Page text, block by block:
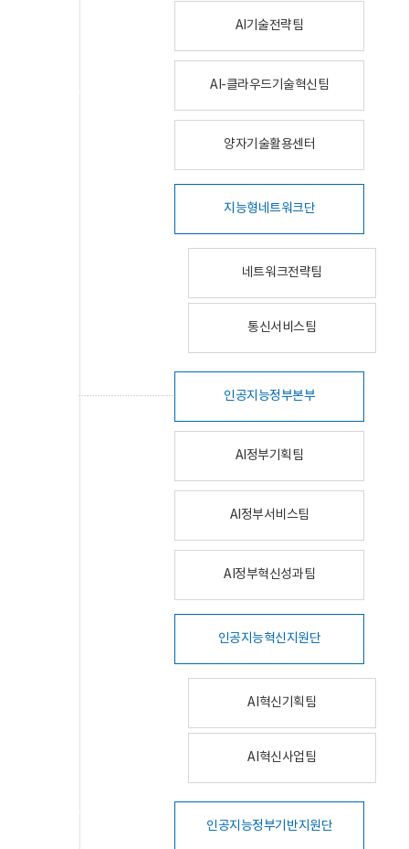
AI기술전략팀
AI-클라우드기술혁신팀
양자기술활용센터
지능형네트워크단
네트워크전략팀
통신서비스팀
인공지능정부본부
AI정부기획팀
AI정부서비스팀
AI정부혁신성과팀
인공지능혁신지원단
AI혁신기획팀
AI혁신사업팀
인공지능정부기반지원단